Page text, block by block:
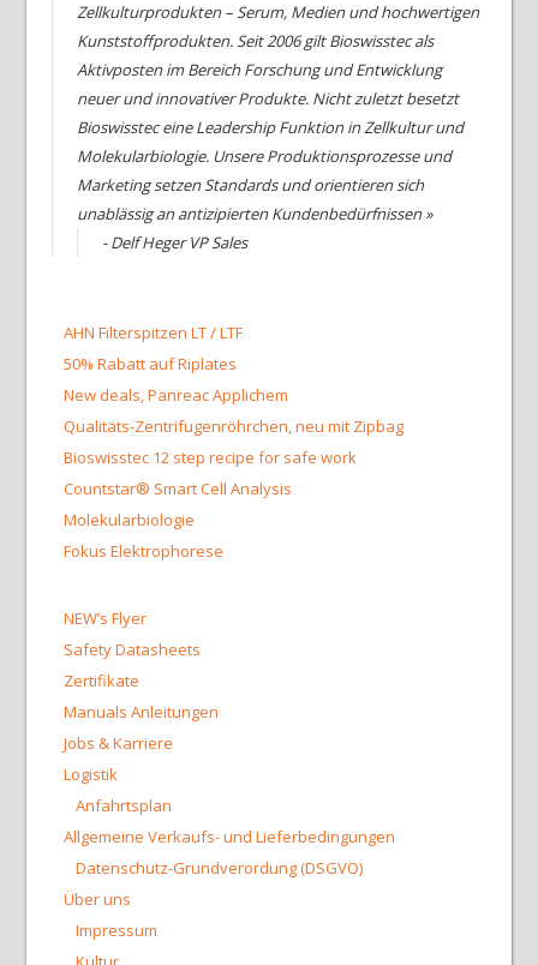
Zellkulturprodukten – Serum, Medien und hochwertigen
Kunststoffprodukten. Seit 2006 gilt Bioswisstec als
Aktivposten im Bereich Forschung und Entwicklung
neuer und innovativer Produkte. Nicht zuletzt besetzt
Bioswisstec eine Leadership Funktion in Zellkultur und
Molekularbiologie. Unsere Produktionsprozesse und
Marketing setzen Standards und orientieren sich
unablässig an antizipierten Kundenbedürfnissen »
- Delf Heger VP Sales
AHN Filterspitzen LT / LTF
50% Rabatt auf Riplates
New deals, Panreac Applichem
Qualitäts-Zentrifugenröhrchen, neu mit Zipbag
Bioswisstec 12 step recipe for safe work
Countstar® Smart Cell Analysis
Molekularbiologie
Fokus Elektrophorese
NEW’s Flyer
Safety Datasheets
Zertifikate
Manuals Anleitungen
Jobs & Karriere
Logistik
Anfahrtsplan
Allgemeine Verkaufs- und Lieferbedingungen
Datenschutz-Grundverordung (DSGVO)
Über uns
Impressum